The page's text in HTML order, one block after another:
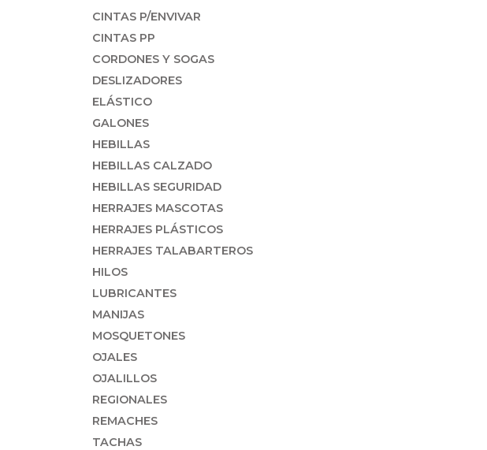
CINTAS P/ENVIVAR
CINTAS PP
CORDONES Y SOGAS
DESLIZADORES
ELÁSTICO
GALONES
HEBILLAS
HEBILLAS CALZADO
HEBILLAS SEGURIDAD
HERRAJES MASCOTAS
HERRAJES PLÁSTICOS
HERRAJES TALABARTEROS
HILOS
LUBRICANTES
MANIJAS
MOSQUETONES
OJALES
OJALILLOS
REGIONALES
REMACHES
TACHAS